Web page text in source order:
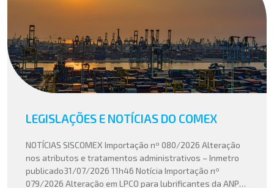
LEGISLAÇÕES E NOTÍCIAS DO COMEX
NOTÍCIAS SISCOMEX Importação nº 080/2026 Alteração
nos atributos e tratamentos administrativos – Inmetro
publicado31/07/2026 11h46 Notícia Importação nº
079/2026 Alteração em LPCO para lubrificantes da ANP